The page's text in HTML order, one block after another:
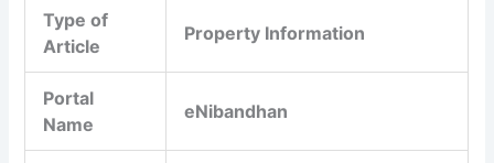
Type of
Article
Property Information
Portal
Name
eNibandhan